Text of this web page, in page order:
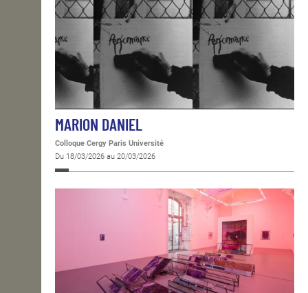
MARION DANIEL
Colloque Cergy Paris Université
Du 18/03/2026 au 20/03/2026